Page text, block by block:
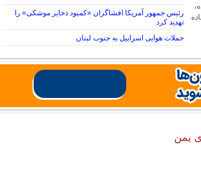
رئیس جمهور آمریکا افشاگران «کمبود ذخایر موشکی» را
تهدید کرد
حملات هوایی اسراییل به جنوب لبنان
یمن